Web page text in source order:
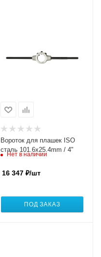
Вороток для плашек ISO
сталь 101.6x25.4mm / 4"
Нет в наличии
16 347₽/шт
ПОД ЗАКАЗ